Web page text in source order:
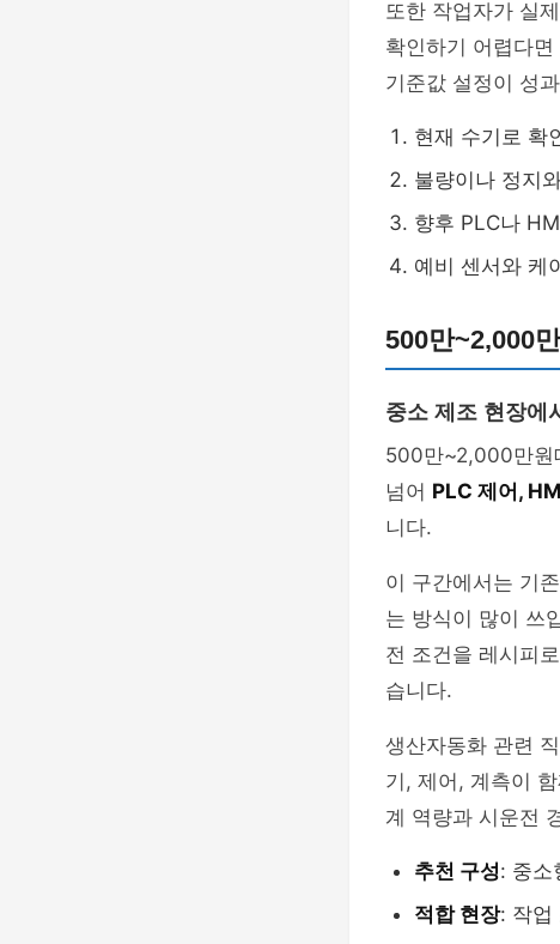
또한 작업자가 실
확인하기 어렵다
기준값 설정이 성
현재 수기로 확
불량이나 정지
향후 PLC나
예비 센서와 케
500만~2,000
중소 제조 현장에
500만~2,000만원
넘어 PLC 제어,
니다.
이 구간에서는 기
는 방식이 많이 쓰
전 조건을 레시피
습니다.
생산자동화 관련
기, 제어, 계측이
계 역량과 시운전
추천 구성: 중소
적합 현장: 작업